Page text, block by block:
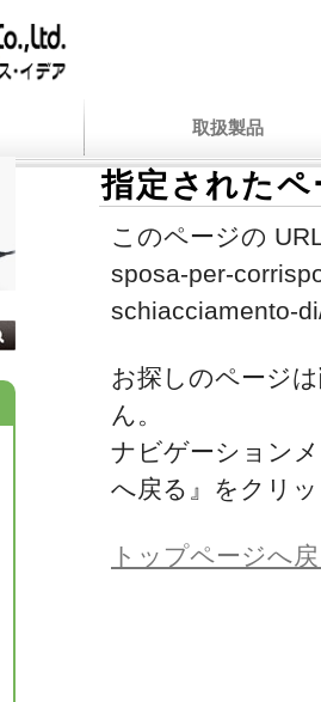
取扱製品
指定された
このページの
sposa-per-
schiacciamento-
お探しのページ
ん。
ナビゲーション
へ戻る』をクリ
トップページへ